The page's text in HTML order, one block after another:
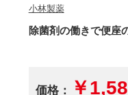
小林製薬
除菌剤の働きで便座
価格： ￥